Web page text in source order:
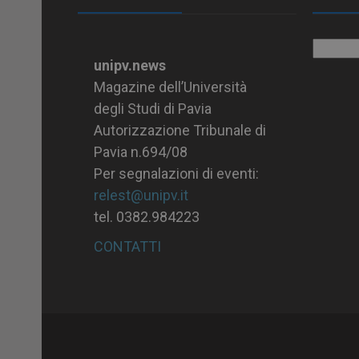
unipv.news
Magazine dell’Università
degli Studi di Pavia
Autorizzazione Tribunale di
Pavia n.694/08
Per segnalazioni di eventi:
relest@unipv.it
tel. 0382.984223
CONTATTI